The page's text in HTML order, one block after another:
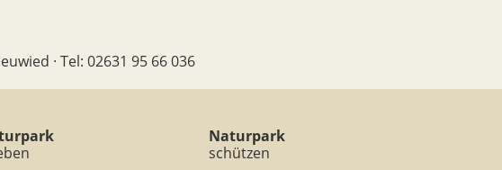
· Tel: 02631 95 66 036
Naturpark
schützen